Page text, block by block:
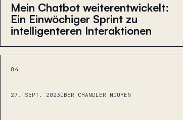
Mein Chatbot weiterentwickelt:
Ein Einwöchiger Sprint zu
intelligenteren Interaktionen
04
27. SEPT. 2023ÜBER CHANDLER NGUYEN